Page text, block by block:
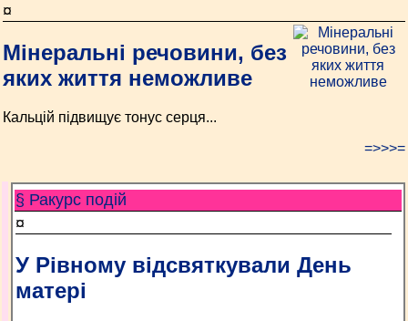
¤
Мінеральні речовини, без
яких життя неможливе
Кальцій підвищує тонус серця...
=>>>=
§ Ракурс подій
¤
У Рівному відсвяткували День
матері